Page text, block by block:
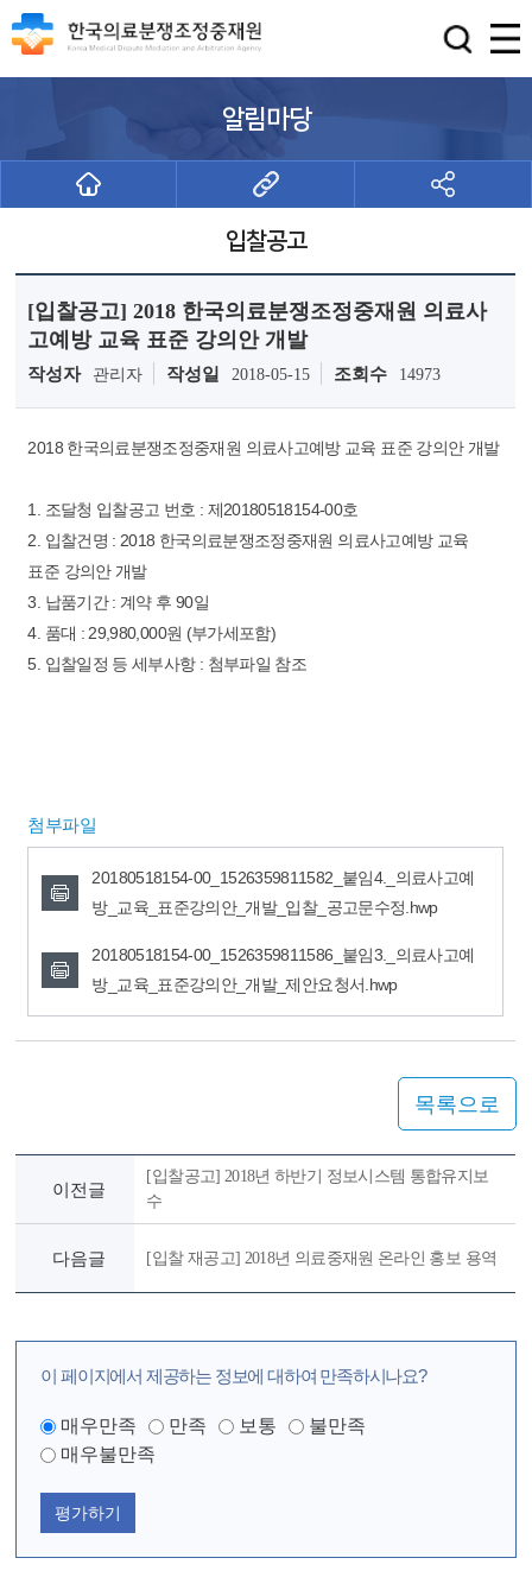
알림마당
입찰공고
[입찰공고] 2018 한국의료분쟁조정중재원 의료사
고예방 교육 표준 강의안 개발
작성자 관리자 작성일 2018-05-15 조회수 14973
2018 한국의료분쟁조정중재원 의료사고예방 교육 표준 강의안 개발
1. 조달청 입찰공고 번호 : 제20180518154-00호
2. 입찰건명 : 2018 한국의료분쟁조정중재원 의료사고예방 교육
표준 강의안 개발
3. 납품기간 : 계약 후 90일
4. 품대 : 29,980,000원 (부가세포함)
5. 입찰일정 등 세부사항 : 첨부파일 참조
첨부파일
20180518154-00_1526359811582_붙임4._의료사고예
방_교육_표준강의안_개발_입찰_공고문수정.hwp
20180518154-00_1526359811586_붙임3._의료사고예
방_교육_표준강의안_개발_제안요청서.hwp
목록으로
이전글
[입찰공고] 2018년 하반기 정보시스템 통합유지보
수
다음글 [입찰 재공고] 2018년 의료중재원 온라인 홍보 용역
이 페이지에서 제공하는 정보에 대하여 만족하시나요?
매우만족 만족 보통
불만족
매우불만족
평가하기